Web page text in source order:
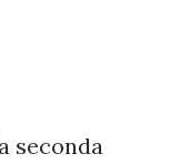
seconda